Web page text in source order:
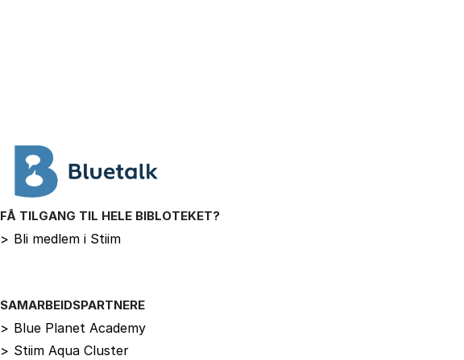
FÅ TILGANG TIL HELE BIBLOTEKET?
> Bli medlem i Stiim
SAMARBEIDSPARTNERE
> Blue Planet Academy
> Stiim Aqua Cluster